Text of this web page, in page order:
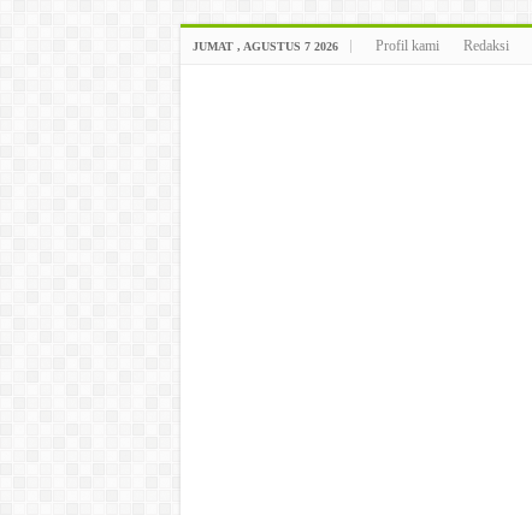
JUMAT , AGUSTUS 7 2026 Profil kami Redaksi